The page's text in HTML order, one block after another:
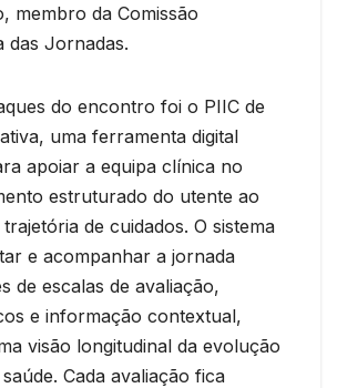
membro da Comissão
das Jornadas.
do encontro foi o PIIC de
uma ferramenta digital
apoiar a equipa clínica no
estruturado do utente ao
de cuidados. O sistema
e acompanhar a jornada
de escalas de avaliação,
e informação contextual,
visão longitudinal da evolução
Cada avaliação fica